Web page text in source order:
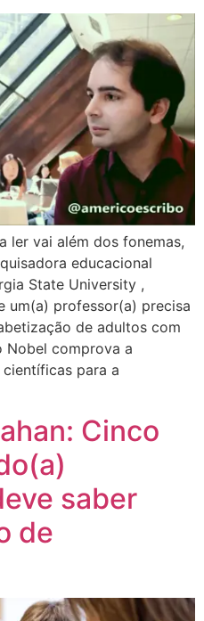
ler vai além dos fonemas,
educacional
State University ,
um(a) professor(a) precisa
de adultos com
Nobel comprova a
para a
Cinco
saber
de